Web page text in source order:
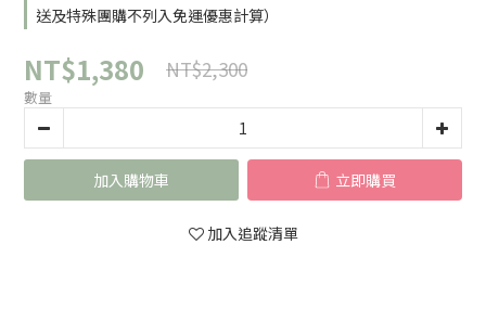
送及特殊團購不列入免運優惠計算）
NT$1,380 NT$2,300
數量
加入購物車 立即購買
加入追蹤清單